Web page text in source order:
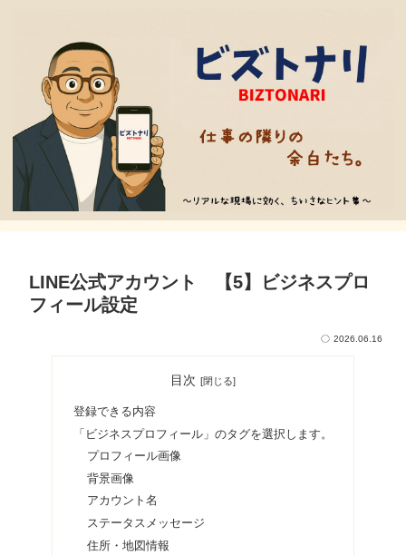
LINE公式アカウント 【5】ビジネスプロ
フィール設定
2026.06.16
目次
登録できる内容
「ビジネスプロフィール」のタグを選択します。
プロフィール画像
背景画像
アカウント名
ステータスメッセージ
住所・地図情報